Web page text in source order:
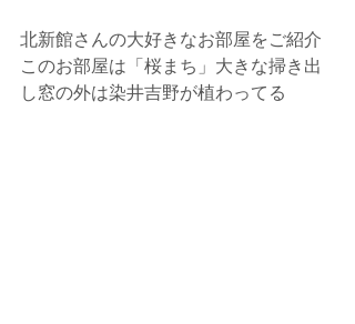
北新館さんの大好きなお部屋をご紹介
このお部屋は「桜まち」大きな掃き出
し窓の外は染井吉野が植わってる